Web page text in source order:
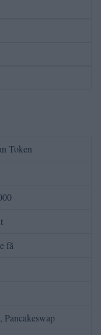
Token
fã
Pancakeswap